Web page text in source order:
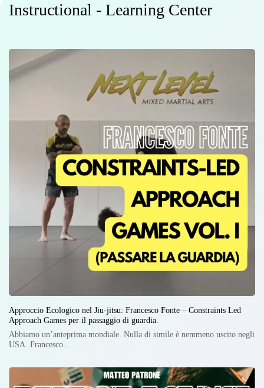
Instructional - Learning Center
Approccio Ecologico nel Jiu-jitsu: Francesco Fonte – Constraints Led
Approach Games per il passaggio di guardia.
Abbiamo un’anteprima mondiale. Nulla di simile è nemmeno uscito negli
USA. Francesco…